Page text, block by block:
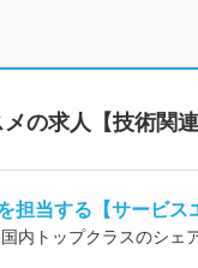
の求人【技術関
担当する【サービス
内トップクラスのシェ